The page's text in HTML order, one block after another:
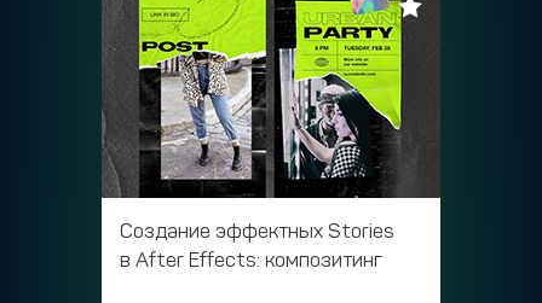
Создание эффектных Stories
в After Effects: композитинг